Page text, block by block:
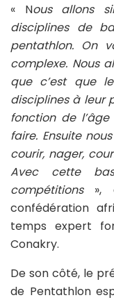
« Nous allons
disciplines de
pentathlon. On
complexe. Nous
que c’est que
disciplines à leur
fonction de
faire. Ensuite
courir, nager,
Avec cette
compétitions »,
confédération
temps expert
Conakry.
De son côté, le
de Pentathlon